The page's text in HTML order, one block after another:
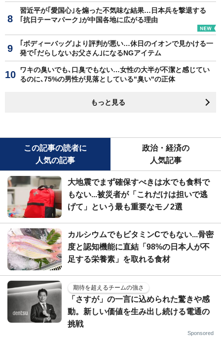
習近平が｢愛国心｣を煽った不気味な結果…日本兵を撃退する
｢抗日テーマパーク｣が中国各地に広がる理由
｢ボディーバッグ｣より評判が悪い…休日のイオンで見かける一
発で｢だらしないお父さん｣になるNGアイテム
ワキの臭いでも､口臭でもない…女性の大半が不潔と感じてい
るのに､75%の男性が見落としている"臭い"の正体
もっと見る
この記事の読者に
人気の記事
政治・経済の
人気記事
大地震でまず確保すべきは水でも食料で
もない...被災者が「これだけは担いで逃
げて」という最も重要なモノ2選
カルシウムでもビタミンCでもない...骨密
度と認知機能に直結「98%の日本人が不
足する栄養素」を取れる食材
期待を超えるチームの強さ
「さすが」の一言に込められた驚きや感
動。新しい価値を生み出し続ける電通の
挑戦
Sponsored